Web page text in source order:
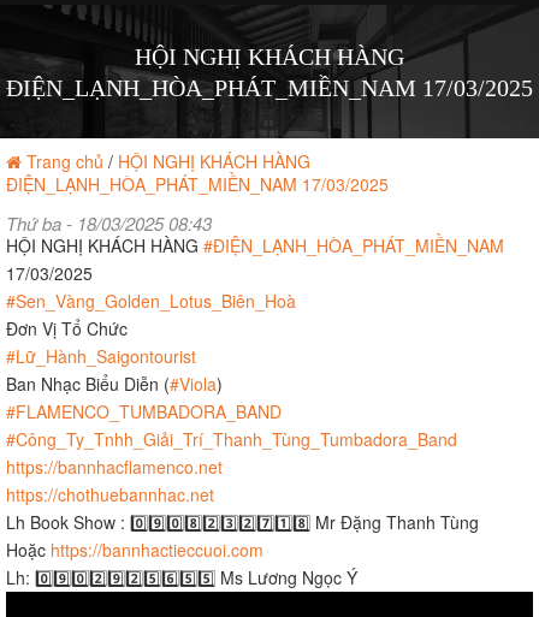
menu
HỘI NGHỊ KHÁCH HÀNG
ĐIỆN_LẠNH_HÒA_PHÁT_MIỀN_NAM 17/03/2025
Trang chủ / HỘI NGHỊ KHÁCH HÀNG
ĐIỆN_LẠNH_HÒA_PHÁT_MIỀN_NAM 17/03/2025
Thứ ba - 18/03/2025 08:43
HỘI NGHỊ KHÁCH HÀNG #ĐIỆN_LẠNH_HÒA_PHÁT_MIỀN_NAM
17/03/2025
#Sen_Vàng_Golden_Lotus_Biên_Hoà
Đơn Vị Tổ Chức
#Lữ_Hành_Saigontourist
Ban Nhạc Biểu Diễn (#Viola)
#FLAMENCO_TUMBADORA_BAND
#Công_Ty_Tnhh_Giải_Trí_Thanh_Tùng_Tumbadora_Band
https://bannhacflamenco.net
https://chothuebannhac.net
Lh Book Show : 0️⃣9️⃣0️⃣8️⃣2️⃣3️⃣2️⃣7️⃣1️⃣8️⃣ Mr Đặng Thanh Tùng
Hoặc https://bannhactieccuoi.com​​​
Lh: 0️⃣9️⃣0️⃣2️⃣9️⃣2️⃣5️⃣6️⃣5️⃣5️⃣ Ms Lương Ngọc Ý